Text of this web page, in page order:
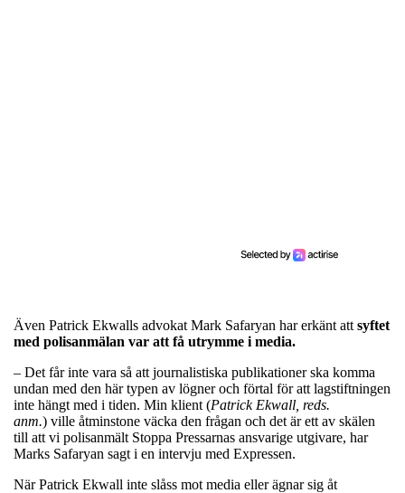
Även Patrick Ekwalls advokat Mark Safaryan har erkänt att syftet
med polisanmälan var att få utrymme i media.
– Det får inte vara så att journalistiska publikationer ska komma
undan med den här typen av lögner och förtal för att lagstiftningen
inte hängt med i tiden. Min klient (Patrick Ekwall, reds.
anm.) ville åtminstone väcka den frågan och det är ett av skälen
till att vi polisanmält Stoppa Pressarnas ansvarige utgivare, har
Marks Safaryan sagt i en intervju med Expressen.
När Patrick Ekwall inte slåss mot media eller ägnar sig åt